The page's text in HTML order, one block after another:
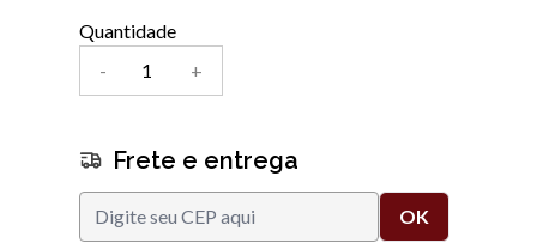
Quantidade
-
+
Frete e entrega